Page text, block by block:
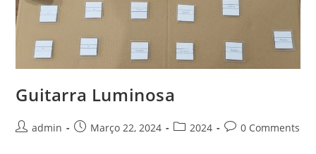
Guitarra Luminosa
Postadmin
PostMarço 22, 2024
Post2024
Post0 Comments